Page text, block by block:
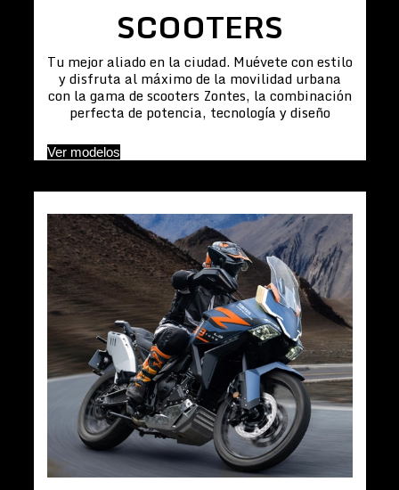
SCOOTERS
Tu mejor aliado en la ciudad. Muévete con estilo
y disfruta al máximo de la movilidad urbana
con la gama de scooters Zontes, la combinación
perfecta de potencia, tecnología y diseño
Ver modelos